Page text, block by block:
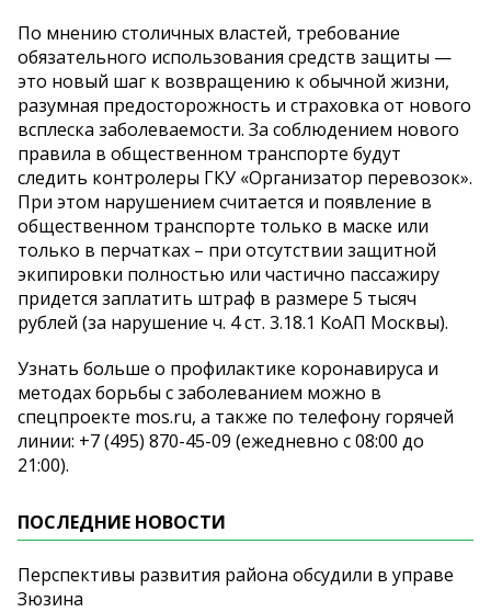
По мнению столичных властей, требование
обязательного использования средств защиты —
это новый шаг к возвращению к обычной жизни,
разумная предосторожность и страховка от нового
всплеска заболеваемости. За соблюдением нового
правила в общественном транспорте будут
следить контролеры ГКУ «Организатор перевозок».
При этом нарушением считается и появление в
общественном транспорте только в маске или
только в перчатках – при отсутствии защитной
экипировки полностью или частично пассажиру
придется заплатить штраф в размере 5 тысяч
рублей (за нарушение ч. 4 ст. 3.18.1 КоАП Москвы).
Узнать больше о профилактике коронавируса и
методах борьбы с заболеванием можно в
спецпроекте mos.ru, а также по телефону горячей
линии: +7 (495) 870-45-09 (ежедневно с 08:00 до
21:00).
ПОСЛЕДНИЕ НОВОСТИ
Перспективы развития района обсудили в управе
Зюзина